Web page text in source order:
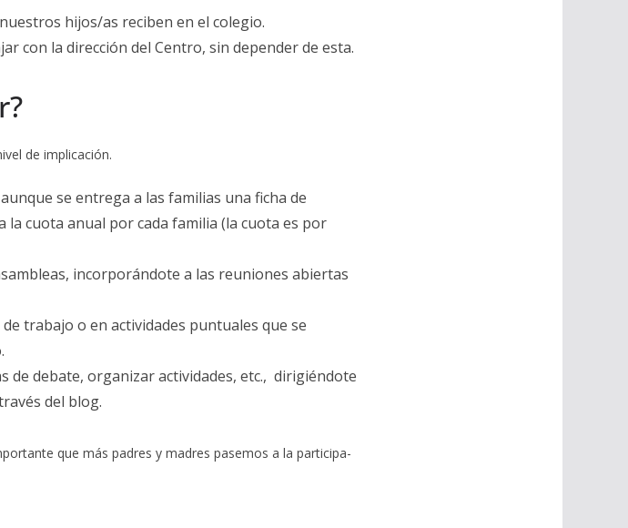
hijos/as reciben en el colegio.
con la dirección del Centro, sin depender de esta.
de implicación.
se entrega a las familias una ficha de
la cuota anual por cada familia (la cuota es por
incorporándote a las reuniones abiertas
trabajo o en actividades puntuales que se
de debate, organizar actividades, etc., dirigiéndote
del blog.
que más padres y madres pasemos a la participa-